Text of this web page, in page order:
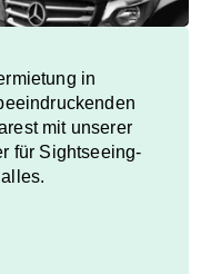
in
mit unserer
für Sightseeing-